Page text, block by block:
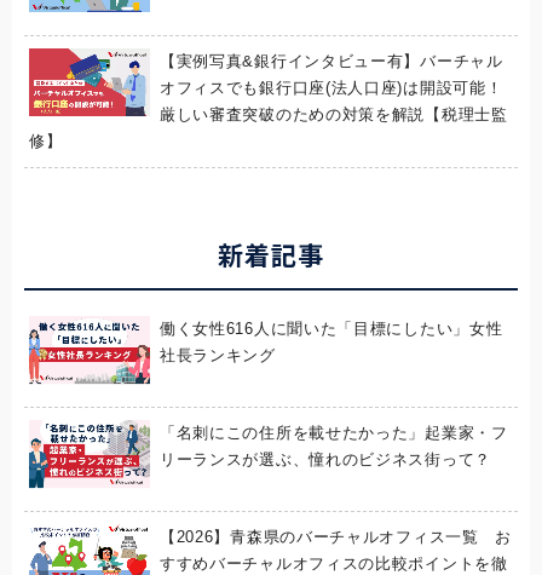
【実例写真&銀行インタビュー有】バーチャル
オフィスでも銀行口座(法人口座)は開設可能！
厳しい審査突破のための対策を解説【税理士監
修】
新着記事
働く女性616人に聞いた「目標にしたい」女性
社長ランキング
「名刺にこの住所を載せたかった」起業家・フ
リーランスが選ぶ、憧れのビジネス街って？
【2026】青森県のバーチャルオフィス一覧 お
すすめバーチャルオフィスの比較ポイントを徹